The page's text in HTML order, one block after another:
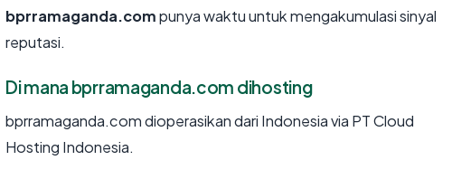
bprramaganda.compunya waktu untuk mengakumulasi sinyal
reputasi.
Di mana bprramaganda.com dihosting
bprramaganda.com dioperasikan dari Indonesia via PT Cloud
Hosting Indonesia.